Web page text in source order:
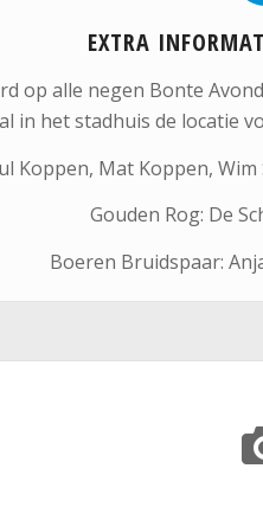
EXTRA
op alle negen Bonte
in het stadhuis de locatie
Koppen, Mat Koppen,
Gouden Rog: De
Boeren Bruidspaar: